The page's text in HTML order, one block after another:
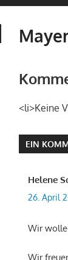
<li>Keine
EIN
Helene
26. April
Wir
Wir